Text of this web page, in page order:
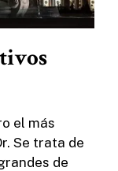
el más
Se trata de
de